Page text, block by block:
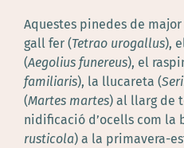
Aquestes pinedes de
gall fer (Tetrao urogallus),
(Aegolius funereus), el
familiaris), la llucareta (
(Martes martes) al llarg de
nidificació d’ocells com la
rusticola) a la primavera-